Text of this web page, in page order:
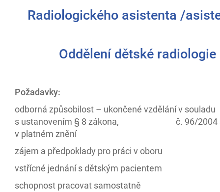
Radiologického asistenta /
Oddělení dětské radiologie
Požadavky:
odborná způsobilost – ukončené vzdělání v souladu
s ustanovením § 8 zákona, č. 96/2004
v platném znění
zájem a předpoklady pro práci v oboru
vstřícné jednání s dětským pacientem
schopnost pracovat samostatně